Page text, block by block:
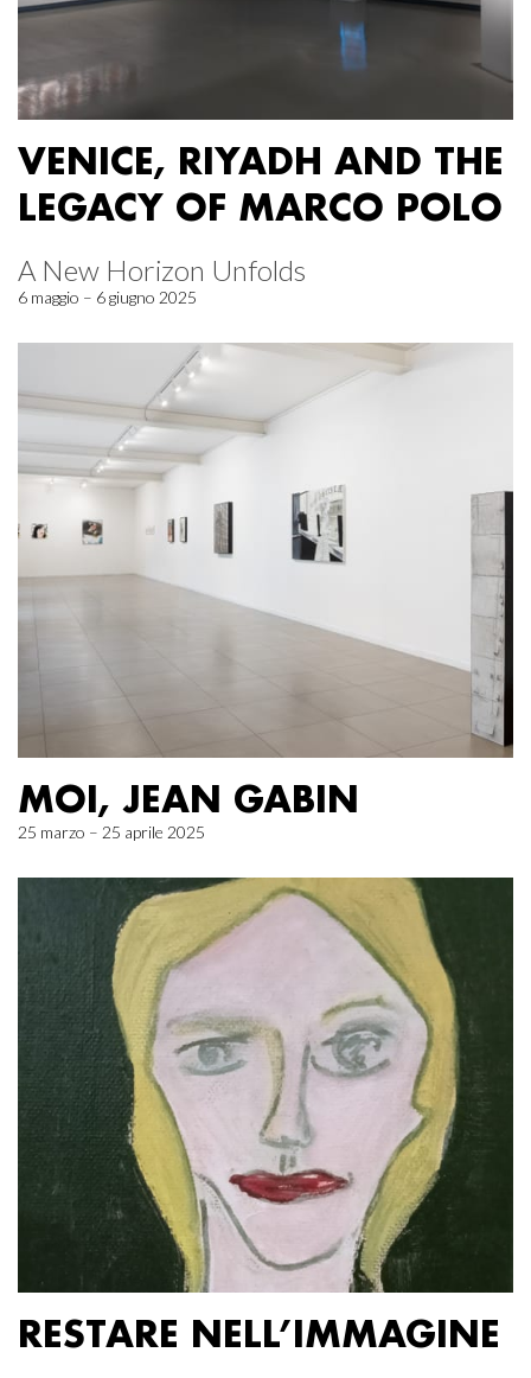
VENICE, RIYADH AND THE
LEGACY OF MARCO POLO
A New Horizon Unfolds
6 maggio – 6 giugno 2025
MOI, JEAN GABIN
25 marzo – 25 aprile 2025
RESTARE NELL’IMMAGINE